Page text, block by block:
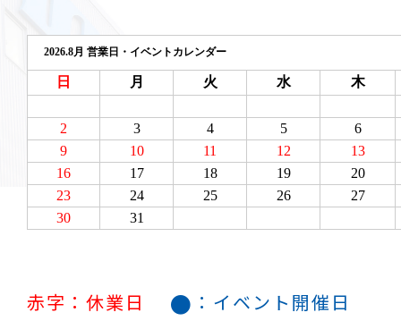
赤字：休業日 ● ：イベント開催日